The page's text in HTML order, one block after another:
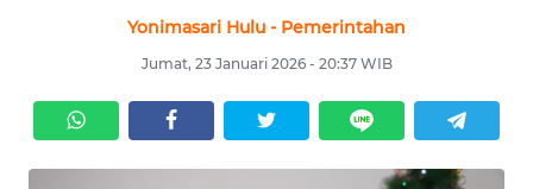
Yonimasari Hulu - Pemerintahan
Jumat, 23 Januari 2026 - 20:37 WIB
PEMERINTAHAN
KHAS